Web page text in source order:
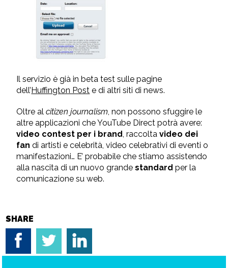
Il servizio è già in beta test sulle pagine
dell’Huffington Post e di altri siti di news.
Oltre alcitizen journalism, non possono sfuggire le
altre applicazioni che YouTube Direct potrà avere:
video contest per i brand, raccoltavideo dei
fan di artisti e celebrità, video celebrativi di eventi o
manifestazioni… E’ probabile che stiamo assistendo
alla nascita di un nuovo grandestandardper la
comunicazione su web.
SHARE